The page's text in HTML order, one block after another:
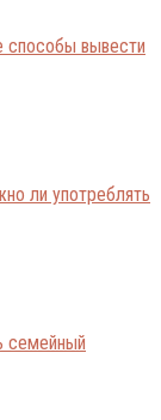
способы вывести
ли употреблять
семейный